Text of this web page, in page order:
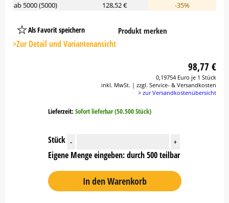
ab 5000 (5000)
128,52 € -35%
Als Favorit speichern
Platzhalter
Button
Produkt merken
>Zur Detail und Variantenansicht
98,77 €
0,19754 Euro je 1 Stück
inkl. MwSt. | zzgl. Service- & Versandkosten
> zur Versandkostenübersicht
Lieferzeit: Sofort lieferbar (50.500 Stück)
Stück - +
Eigene Menge eingeben: durch 500 teilbar
In den Warenkorb